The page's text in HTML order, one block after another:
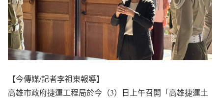
【今傳媒/記者李祖東報導】
高雄市政府捷運工程局於今（3）日上午召開「高雄捷運土